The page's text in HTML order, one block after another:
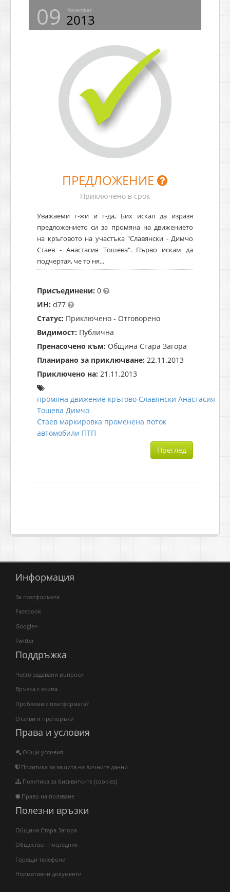
09 November
2013
ПРЕДЛОЖЕНИЕ
Приключено в срок
Уважаеми г-жи и г-да, Бих искал да изразя
предложението си за промяна на движението
на кръговото на участъка "Славянски - Димчо
Стаев - Анастасия Тошева". Първо искам да
подчертая, че то ня...
Присъединени: 0
ИН: d77
Статус: Приключено - Отговорено
Видимост: Публична
Пренасочено към: Община Стара Загора
Планирано за приключване: 22.11.2013
Приключено на: 21.11.2013
промяна движение кръгово Славянски Анастасия
Тошева Димчо
Стаев маркировка променена поток
автомобили ПТП
Преглед
Информация
За платформата
Facebook
Google+
Twitter
Поддръжка
Често задавани въпроси
Връзка с екипа
Проблеми с платформата?
Отзиви и препоръки
Права и условия
Общи условия
Политика за защита на личните данни
Политика за бисквитките (cookies)
Право на ползване
Полезни връзки
Община Стара Загора
Обществен посредник
Горещи телефони
Нормативни документи